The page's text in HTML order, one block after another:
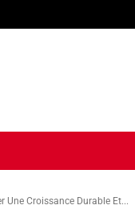
Une Croissance Durable Et...